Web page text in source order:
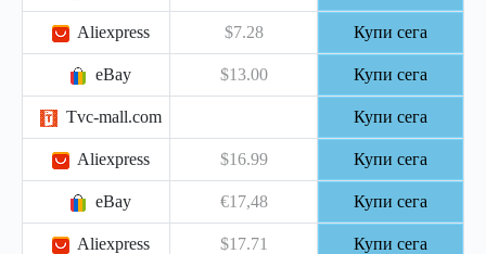
Aliexpress $7.28 Купи сега
eBay $13.00 Купи сега
Tvc-mall.com Купи сега
Aliexpress $16.99 Купи сега
eBay €17,48 Купи сега
Aliexpress $17.71 Купи сега